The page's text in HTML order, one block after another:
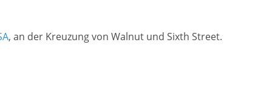
, an der Kreuzung von Walnut und Sixth Street.